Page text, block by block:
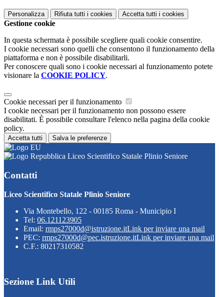
Personalizza Rifiuta tutti i cookies Accetta tutti i cookies
Gestione cookie
In questa schermata è possibile scegliere quali cookie consentire.
I cookie necessari sono quelli che consentono il funzionamento della
piattaforma e non è possibile disabilitarli.
Per conoscere quali sono i cookie necessari al funzionamento potete
visionare la COOKIE POLICY.
Cookie necessari per il funzionamento
I cookie necessari per il funzionamento non possono essere
disabilitati. È possibile consultare l'elenco nella pagina della cookie
policy.
Accetta tutti Salva le preferenze
Liceo Scientifico Statale Plinio Seniore
Contatti
Liceo Scientifico Statale Plinio Seniore
Via Montebello, 122 - 00185 Roma - Municipio I
Tel: 06.121123905
Email: rmps27000d@istruzione.itLink per inviare una mail
PEC: rmps27000d@pec.istruzione.itLink per inviare una mail
C.F.: 80217310582
Sezione Link Utili